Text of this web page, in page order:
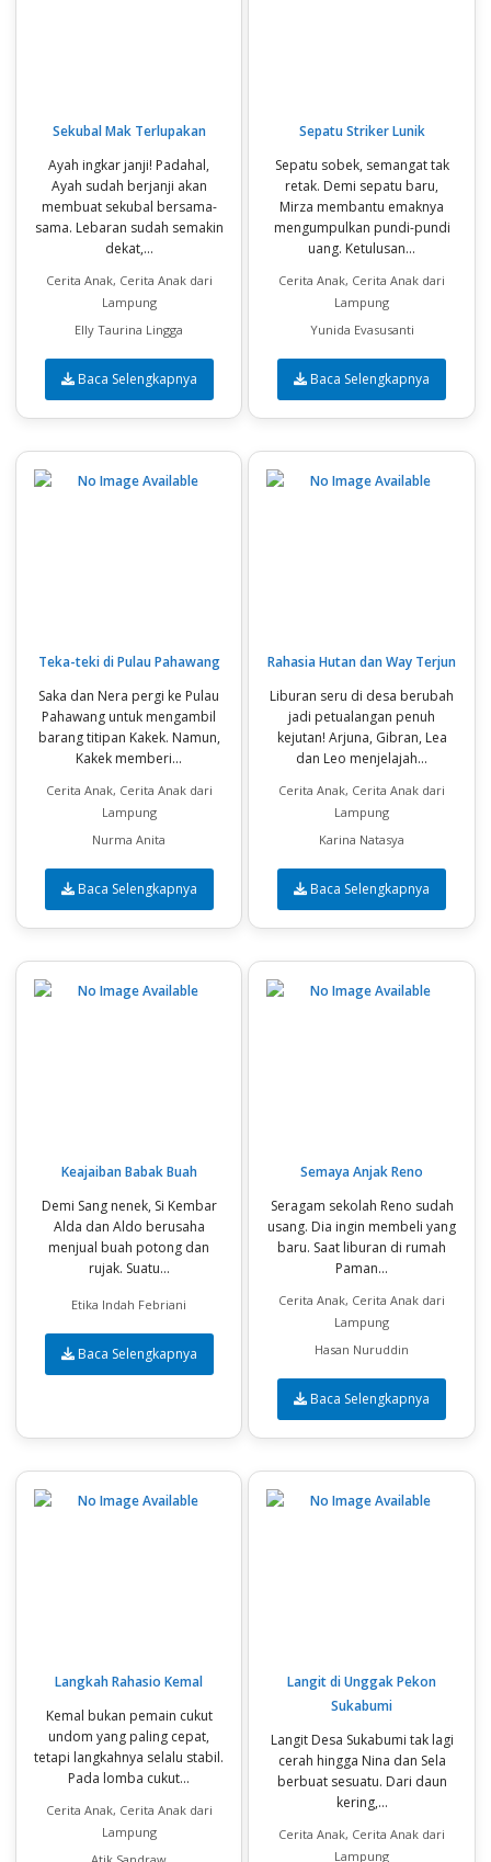
Sekubal Mak Terlupakan
Ayah ingkar janji! Padahal,
Ayah sudah berjanji akan
membuat sekubal bersama-
sama. Lebaran sudah semakin
dekat,...
Cerita Anak, Cerita Anak dari
Lampung
Elly Taurina Lingga
Baca Selengkapnya
Sepatu Striker Lunik
Sepatu sobek, semangat tak
retak. Demi sepatu baru,
Mirza membantu emaknya
mengumpulkan pundi-pundi
uang. Ketulusan...
Cerita Anak, Cerita Anak dari
Lampung
Yunida Evasusanti
Baca Selengkapnya
Teka-teki di Pulau Pahawang
Saka dan Nera pergi ke Pulau
Pahawang untuk mengambil
barang titipan Kakek. Namun,
Kakek memberi...
Cerita Anak, Cerita Anak dari
Lampung
Nurma Anita
Baca Selengkapnya
Rahasia Hutan dan Way Terjun
Liburan seru di desa berubah
jadi petualangan penuh
kejutan! Arjuna, Gibran, Lea
dan Leo menjelajah...
Cerita Anak, Cerita Anak dari
Lampung
Karina Natasya
Baca Selengkapnya
Keajaiban Babak Buah
Demi Sang nenek, Si Kembar
Alda dan Aldo berusaha
menjual buah potong dan
rujak. Suatu...
Etika Indah Febriani
Baca Selengkapnya
Semaya Anjak Reno
Seragam sekolah Reno sudah
usang. Dia ingin membeli yang
baru. Saat liburan di rumah
Paman...
Cerita Anak, Cerita Anak dari
Lampung
Hasan Nuruddin
Baca Selengkapnya
Langkah Rahasio Kemal
Kemal bukan pemain cukut
undom yang paling cepat,
tetapi langkahnya selalu stabil.
Pada lomba cukut...
Cerita Anak, Cerita Anak dari
Lampung
Langit di Unggak Pekon
Sukabumi
Langit Desa Sukabumi tak lagi
cerah hingga Nina dan Sela
berbuat sesuatu. Dari daun
kering,...
Cerita Anak, Cerita Anak dari
Lampung